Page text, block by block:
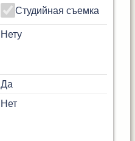
Студийная съемка
Нету
Да
Нет